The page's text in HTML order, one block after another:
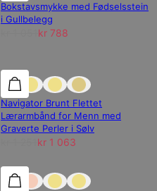
Bokstavsmykke med Fødselsstein
i Gullbelegg
kr 788
25% rabatt
15% rabatt
Navigator Brunt Flettet
Lærarmbånd for Menn med
Graverte Perler i Sølv
kr 1 063
25% rabatt
25% rabatt